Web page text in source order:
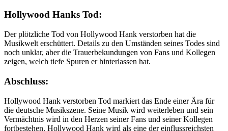
Hollywood Hanks Tod:
Der plötzliche Tod von Hollywood Hank verstorben hat die
Musikwelt erschüttert. Details zu den Umständen seines Todes sind
noch unklar, aber die Trauerbekundungen von Fans und Kollegen
zeigen, welch tiefe Spuren er hinterlassen hat.
Abschluss:
Hollywood Hank verstorben Tod markiert das Ende einer Ära für
die deutsche Musikszene. Seine Musik wird weiterleben und sein
Vermächtnis wird in den Herzen seiner Fans und seiner Kollegen
fortbestehen. Hollywood Hank wird als eine der einflussreichsten